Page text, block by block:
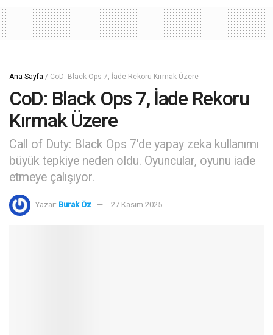
Ana Sayfa / CoD: Black Ops 7, İade Rekoru Kırmak Üzere
CoD: Black Ops 7, İade Rekoru
Kırmak Üzere
Call of Duty: Black Ops 7'de yapay zeka kullanımı
büyük tepkiye neden oldu. Oyuncular, oyunu iade
etmeye çalışıyor.
Yazar: Burak Öz 27 Kasım 2025